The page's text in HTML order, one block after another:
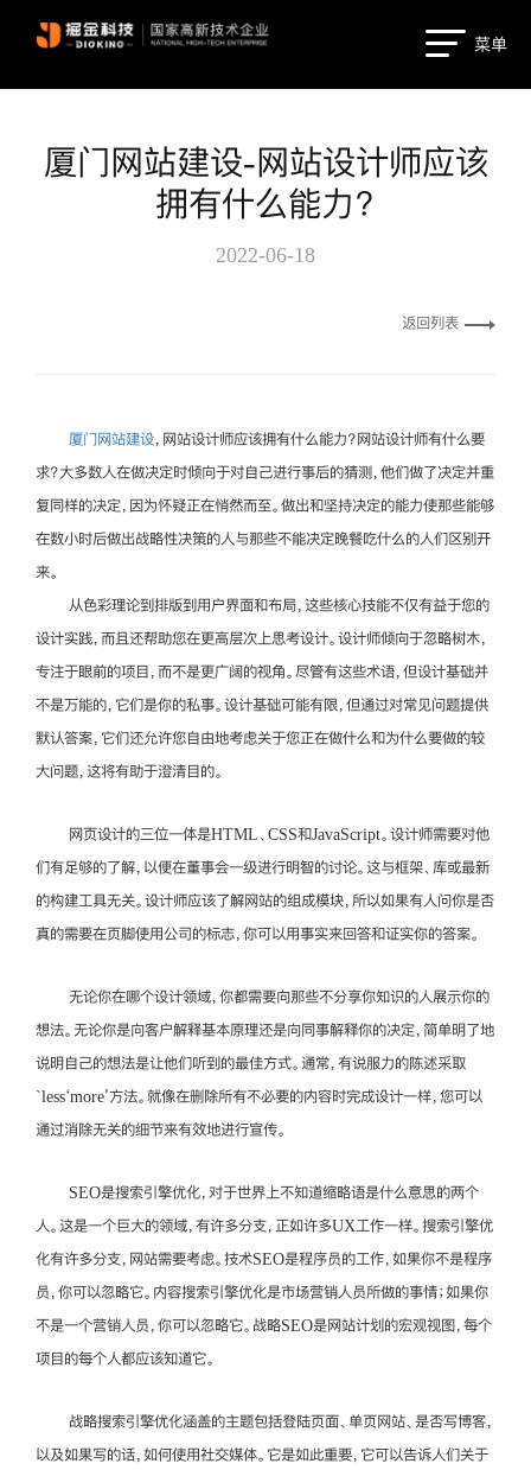
菜单
厦门网站建设-网站设计师应该
拥有什么能力？
2022-06-18
返回列表
厦门网站建设 ，网站设计师应该拥有什么能力？网站设计师有什么要
求？大多数人在做决定时倾向于对自己进行事后的猜测，他们做了决定并重
复同样的决定，因为怀疑正在悄然而至。做出和坚持决定的能力使那些能够
在数小时后做出战略性决策的人与那些不能决定晚餐吃什么的人们区别开
来。
从色彩理论到排版到用户界面和布局，这些核心技能不仅有益于您的
设计实践，而且还帮助您在更高层次上思考设计。设计师倾向于忽略树木，
专注于眼前的项目，而不是更广阔的视角。尽管有这些术语，但设计基础并
不是万能的，它们是你的私事。设计基础可能有限，但通过对常见问题提供
默认答案，它们还允许您自由地考虑关于您正在做什么和为什么要做的较
大问题，这将有助于澄清目的。
网页设计的三位一体是HTML、CSS和JavaScript。设计师需要对他
们有足够的了解，以便在董事会一级进行明智的讨论。这与框架、库或最新
的构建工具无关。设计师应该了解网站的组成模块，所以如果有人问你是否
真的需要在页脚使用公司的标志，你可以用事实来回答和证实你的答案。
无论你在哪个设计领域，你都需要向那些不分享你知识的人展示你的
想法。无论你是向客户解释基本原理还是向同事解释你的决定，简单明了地
说明自己的想法是让他们听到的最佳方式。通常，有说服力的陈述采取
`less‘more’方法。就像在删除所有不必要的内容时完成设计一样，您可以
通过消除无关的细节来有效地进行宣传。
SEO是搜索引擎优化，对于世界上不知道缩略语是什么意思的两个
人。这是一个巨大的领域，有许多分支，正如许多UX工作一样。搜索引擎优
化有许多分支，网站需要考虑。技术SEO是程序员的工作，如果你不是程序
员，你可以忽略它。内容搜索引擎优化是市场营销人员所做的事情；如果你
不是一个营销人员，你可以忽略它。战略SEO是网站计划的宏观视图，每个
项目的每个人都应该知道它。
战略搜索引擎优化涵盖的主题包括登陆页面、单页网站、是否写博客，
以及如果写的话，如何使用社交媒体。它是如此重要，它可以告诉人们关于